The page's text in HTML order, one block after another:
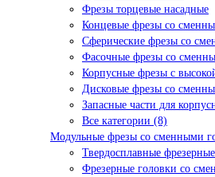
Фрезы торцевые насадные
Концевые фрезы со
Сферические фрезы со
Фасочные фрезы со
Корпусные фрезы с
Дисковые фрезы со
Запасные части для
Все категории (8)
Модульные фрезы со сменными
Твердосплавные
Фрезерные головки со